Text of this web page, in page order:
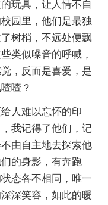
玩具，让人情不自
园里，他们是最独
树梢，不远处便飘
类似噪音的呼喊，
，反而是喜爱，是
喳？
人难以忘怀的印
我记得了他们，记
由自主地去探索他
的身影，有奔跑
态各不相同，唯一
深笑容，如此的暖